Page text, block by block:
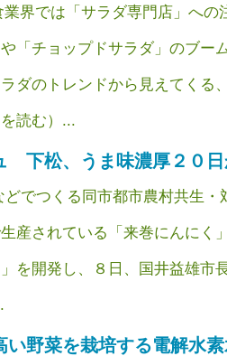
業界では「サラダ専門店」への
「チョップドサラダ」のブー
ダのトレンドから見えてくる
読む）...
下松、うま味濃厚２０日
でつくる同市都市農村共生・
産されている「来巻にんにく
を開発し、８日、国井益雄市
い野菜を栽培する電解水